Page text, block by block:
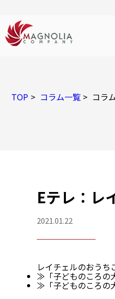
TOP コラム一覧 コラ
Eテレ：レ
2021.01.22
レイチェルのおう
≫「子どものころの
≫「子どものころの